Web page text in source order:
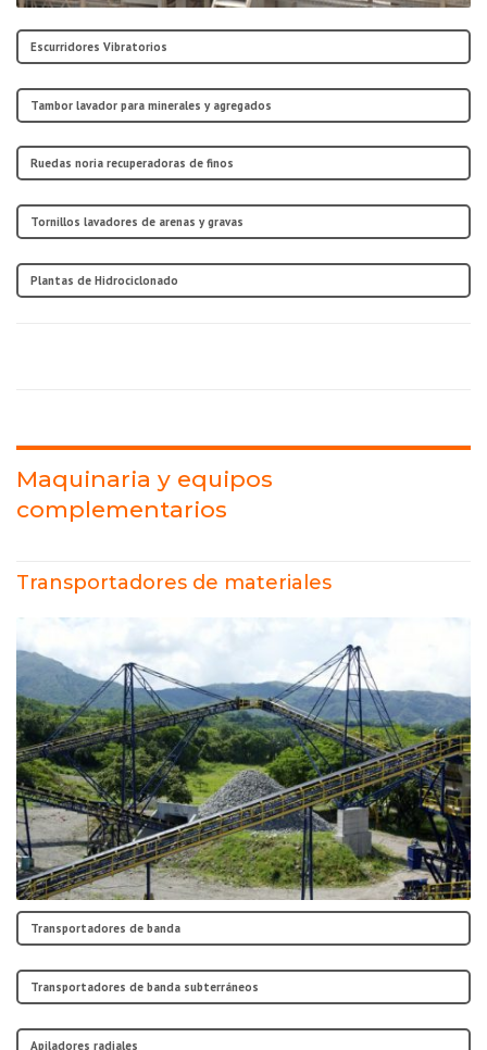
Escurridores Vibratorios
Tambor lavador para minerales y agregados
Ruedas noria recuperadoras de finos
Tornillos lavadores de arenas y gravas
Plantas de Hidrociclonado
Maquinaria y equipos
complementarios
Transportadores de materiales
Transportadores de banda
Transportadores de banda subterráneos
Apiladores radiales